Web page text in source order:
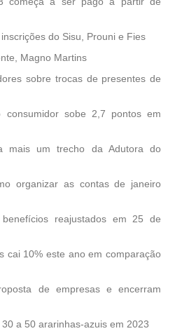
do Sisu, Prouni e Fies
Magno Martins
sobre trocas de presentes de
consumidor sobe 2,7 pontos em
mais um trecho da Adutora do
organizar as contas de janeiro
reajustados em 25 de
cai 10% este ano em comparação
de empresas e encerram
a 50 ararinhas-azuis em 2023